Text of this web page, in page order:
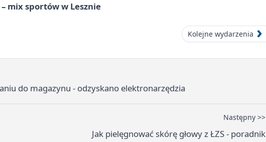
mix sportów w Lesznie
Kolejne wydarzenia
do magazynu - odzyskano elektronarzędzia
Następny >>
Jak pielęgnować skórę głowy z ŁZS - poradnik